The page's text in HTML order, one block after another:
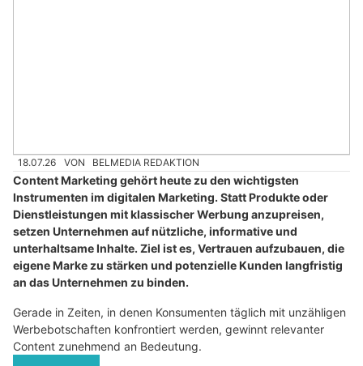
18.07.26 VON BELMEDIA REDAKTION
Content Marketing gehört heute zu den wichtigsten
Instrumenten im digitalen Marketing. Statt Produkte oder
Dienstleistungen mit klassischer Werbung anzupreisen,
setzen Unternehmen auf nützliche, informative und
unterhaltsame Inhalte. Ziel ist es, Vertrauen aufzubauen, die
eigene Marke zu stärken und potenzielle Kunden langfristig
an das Unternehmen zu binden.
Gerade in Zeiten, in denen Konsumenten täglich mit unzähligen
Werbebotschaften konfrontiert werden, gewinnt relevanter
Content zunehmend an Bedeutung.